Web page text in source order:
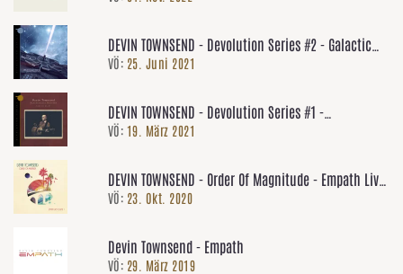
DEVIN TOWNSEND - Devolution Series #2 - Galactic
Quarantine
VÖ: 25. Juni 2021
DEVIN TOWNSEND - Devolution Series #1 -
Acoustically Inclined, Live In Leeds
VÖ: 19. März 2021
DEVIN TOWNSEND - Order Of Magnitude - Empath Live
Volume 1
VÖ: 23. Okt. 2020
Devin Townsend - Empath
VÖ: 29. März 2019